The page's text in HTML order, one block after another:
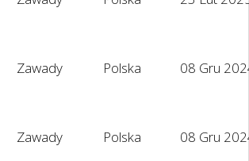
Zawady Polska 08 Gru
Zawady Polska 08 Gru